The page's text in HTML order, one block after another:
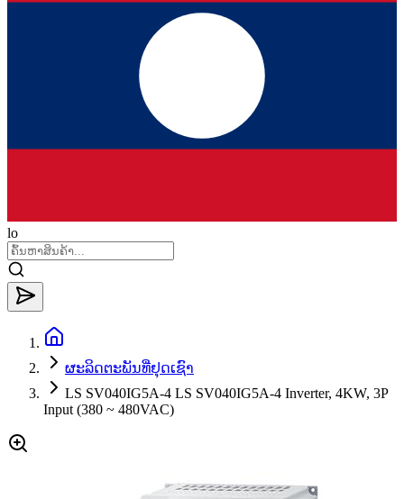
lo
ຜະລິດຕະພັນທີ່ຢຸດເຊົາ
LS SV040IG5A-4 LS SV040IG5A-4 Inverter, 4KW, 3P
Input (380 ~ 480VAC)